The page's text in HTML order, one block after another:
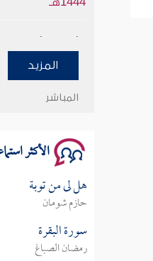
وأمنهم من
المزيد
المباشر
الأكثر
هل لى من توبة
حازم شومان
سورة البقرة
رمضان الصباغ